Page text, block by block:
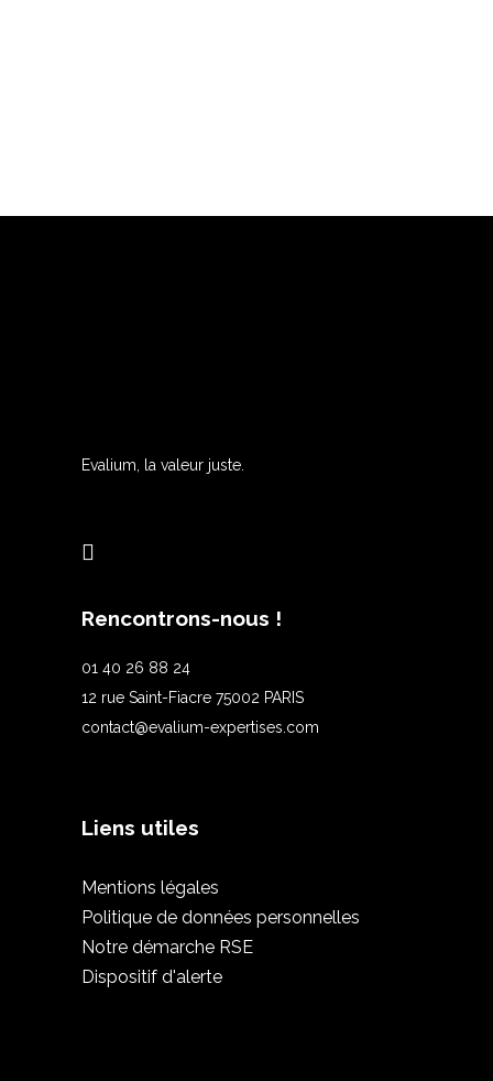
Evalium, la valeur juste.
Rencontrons-nous !
01 40 26 88 24
12 rue Saint-Fiacre 75002 PARIS
contact@evalium-expertises.com
Liens utiles
Mentions légales
Politique de données personnelles
Notre démarche RSE
Dispositif d'alerte